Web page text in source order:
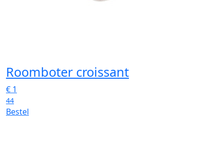
Roomboter croissant
€ 1
44
Bestel